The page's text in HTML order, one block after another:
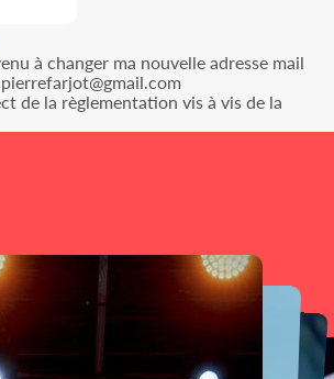
à changer ma nouvelle adresse mail
de la règlementation vis à vis de la